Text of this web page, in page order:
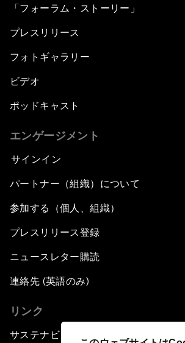
「フォーラム・ストーリー」
プレスリリース
フォトギャラリー
ビデオ
ポッドキャスト
エンゲージメント
サインイン
パートナー（組織）について
参加する（個人、組織）
プレスリリース登録
ニュースレター購読
連絡先 (英語のみ)
リンク
サステナビリティへの取り組み